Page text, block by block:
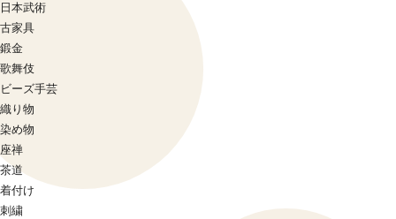
日本武術
古家具
鍛金
歌舞伎
ビーズ手芸
織り物
染め物
座禅
茶道
着付け
刺繍